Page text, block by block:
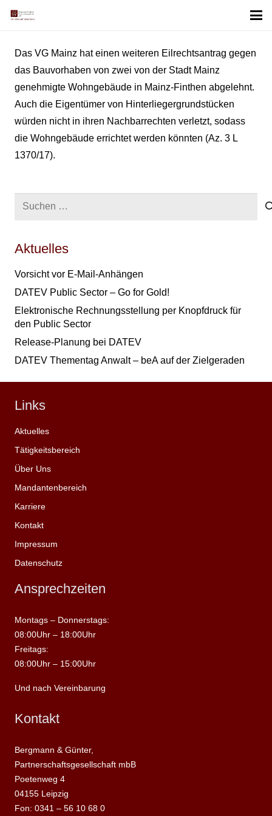
Das VG Mainz hat einen weiteren Eilrechtsantrag gegen
das Bauvorhaben von zwei von der Stadt Mainz
genehmigte Wohngebäude in Mainz-Finthen abgelehnt.
Auch die Eigentümer von Hinterliegergrundstücken
würden nicht in ihren Nachbarrechten verletzt, sodass
die Wohngebäude errichtet werden könnten (Az. 3 L
1370/17).
Suchen
Aktuelles
Vorsicht vor E-Mail-Anhängen
DATEV Public Sector – Go for Gold!
Elektronische Rechnungsstellung per Knopfdruck für
den Public Sector
Release-Planung bei DATEV
DATEV Thementag Anwalt – beA auf der Zielgeraden
Links
Aktuelles
Tätigkeitsbereich
Über Uns
Mandantenbereich
Karriere
Kontakt
Impressum
Datenschutz
Ansprechzeiten
Montags – Donnerstags:
08:00Uhr – 18:00Uhr
Freitags:
08:00Uhr – 15:00Uhr
Und nach Vereinbarung
Kontakt
Bergmann & Günter,
Partnerschaftsgesellschaft mbB
Poetenweg 4
04155 Leipzig
Fon: 0341 – 56 10 68 0